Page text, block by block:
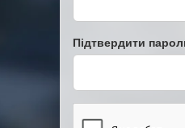
Підтвердити